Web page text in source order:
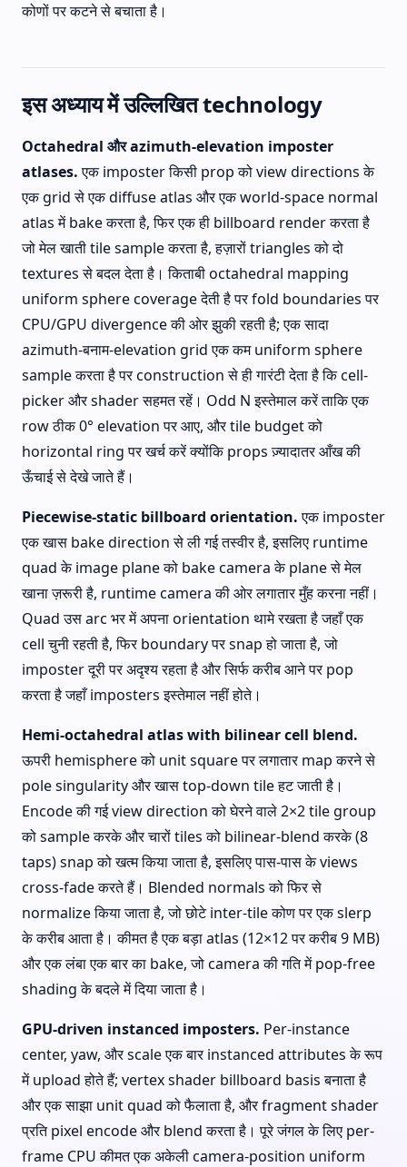
कोणों पर कटने से बचाता है।
इस अध्याय में उल्लिखित technology
Octahedral और azimuth-elevation imposter
atlases.एक imposter किसी prop को view directions के
एक grid से एक diffuse atlas और एक world-space normal
atlas में bake करता है, फिर एक ही billboard render करता है
जो मेल खाती tile sample करता है, हज़ारों triangles को दो
textures से बदल देता है। किताबी octahedral mapping
uniform sphere coverage देती है पर fold boundaries पर
CPU/GPU divergence की ओर झुकी रहती है; एक सादा
azimuth-बनाम-elevation grid एक कम uniform sphere
sample करता है पर construction से ही गारंटी देता है कि cell-
picker और shader सहमत रहें। Odd N इस्तेमाल करें ताकि एक
row ठीक 0° elevation पर आए, और tile budget को
horizontal ring पर खर्च करें क्योंकि props ज़्यादातर आँख की
ऊँचाई से देखे जाते हैं।
Piecewise-static billboard orientation.एक imposter
एक खास bake direction से ली गई तस्वीर है, इसलिए runtime
quad के image plane को bake camera के plane से मेल
खाना ज़रूरी है, runtime camera की ओर लगातार मुँह करना नहीं।
Quad उस arc भर में अपना orientation थामे रखता है जहाँ एक
cell चुनी रहती है, फिर boundary पर snap हो जाता है, जो
imposter दूरी पर अदृश्य रहता है और सिर्फ करीब आने पर pop
करता है जहाँ imposters इस्तेमाल नहीं होते।
Hemi-octahedral atlas with bilinear cell blend.
ऊपरी hemisphere को unit square पर लगातार map करने से
pole singularity और खास top-down tile हट जाती है।
Encode की गई view direction को घेरने वाले 2×2 tile group
को sample करके और चारों tiles को bilinear-blend करके (8
taps) snap को खत्म किया जाता है, इसलिए पास-पास के views
cross-fade करते हैं। Blended normals को फिर से
normalize किया जाता है, जो छोटे inter-tile कोण पर एक slerp
के करीब आता है। कीमत है एक बड़ा atlas (12×12 पर करीब 9 MB)
और एक लंबा एक बार का bake, जो camera की गति में pop-free
shading के बदले में दिया जाता है।
GPU-driven instanced imposters. Per-instance
center, yaw, और scale एक बार instanced attributes के रूप
में upload होते हैं; vertex shader billboard basis बनाता है
और एक साझा unit quad को फैलाता है, और fragment shader
प्रति pixel encode और blend करता है। पूरे जंगल के लिए per-
frame CPU कीमत एक अकेली camera-position uniform